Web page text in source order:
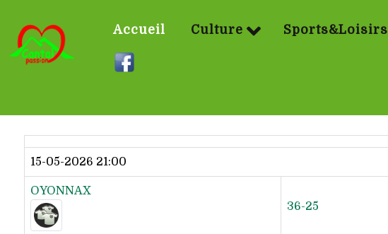
Accueil Culture Sports&Loisirs
15-05-2026 21:00
OYONNAX
36-25